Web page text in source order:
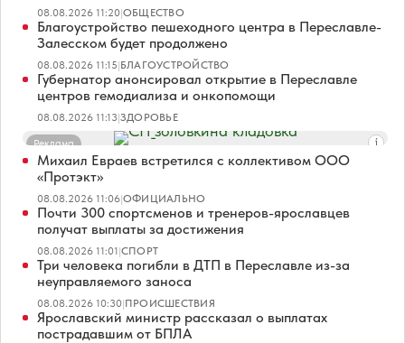
08.08.2026 11:20|ОБЩЕСТВО
Благоустройство пешеходного центра в Переславле-
Залесском будет продолжено
08.08.2026 11:15|БЛАГОУСТРОЙСТВО
Губернатор анонсировал открытие в Переславле
центров гемодиализа и онкопомощи
08.08.2026 11:13|ЗДОРОВЬЕ
Реклама
Михаил Евраев встретился с коллективом ООО
«Протэкт»
08.08.2026 11:06|ОФИЦИАЛЬНО
Почти 300 спортсменов и тренеров-ярославцев
получат выплаты за достижения
08.08.2026 11:01|СПОРТ
Три человека погибли в ДТП в Переславле из-за
неуправляемого заноса
08.08.2026 10:30|ПРОИСШЕСТВИЯ
Ярославский министр рассказал о выплатах
пострадавшим от БПЛА